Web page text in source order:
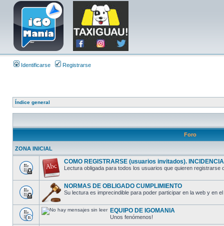
Identificarse Registrarse
Índice general
Foro
ZONA INICIAL
COMO REGISTRARSE (usuarios invitados).
Lectura obligada para todos los usuarios que quieren registrarse
NORMAS DE OBLIGADO CUMPLIMIENTO
Su lectura es imprecindible para poder participar en la web y en
EQUIPO DE IGOMANIA
Unos fenómenos!